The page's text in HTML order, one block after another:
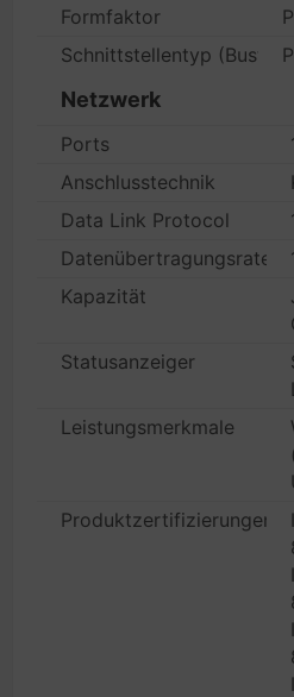
Formfaktor
Schnittstellentyp (Bustyp)
Netzwerk
Ports
Anschlusstechnik
Data Link Protocol
Datenübertragungsrate
Kapazität
Statusanzeiger
Leistungsmerkmale
Produktzertifizierungen